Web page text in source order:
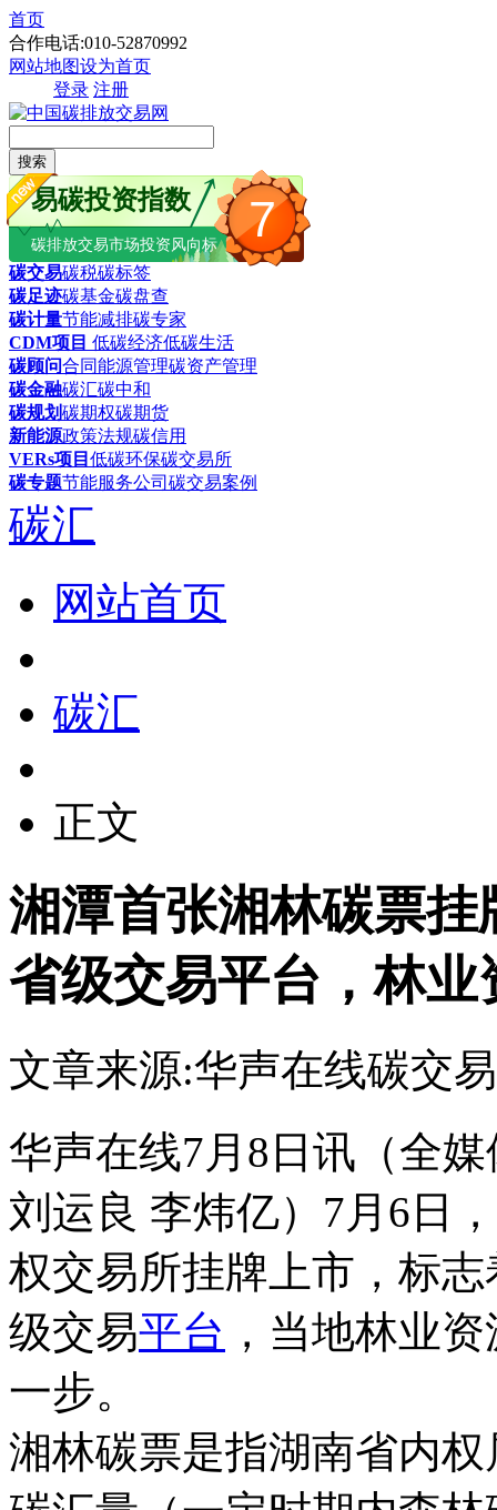
首页
合作电话:010-52870992
网站地图设为首页
登录 注册
搜索
7
易碳投资指数
碳排放交易市场投资风向标
碳交易碳税碳标签
碳足迹碳基金碳盘查
碳计量节能减排碳专家
CDM项目 低碳经济低碳生活
碳顾问合同能源管理碳资产管理
碳金融碳汇碳中和
碳规划碳期权碳期货
新能源政策法规碳信用
VERs项目 低碳环保碳交易所
碳专题节能服务公司 碳交易案例
碳汇
网站首页
碳汇
正文
湘潭首张湘林碳票
省级交易平台，林
文章来源:华声在线碳交
华声在线7月8日讯（全
刘运良 李炜亿）7月6日
权交易所挂牌上市，标
级交易平台 ，当地林业
一步。
湘林碳票是指湖南省内